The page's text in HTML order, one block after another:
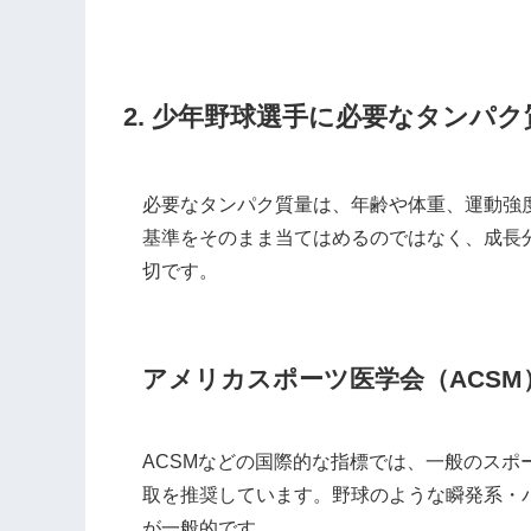
2. 少年野球選手に必要なタンパ
必要なタンパク質量は、年齢や体重、運動
基準をそのまま当てはめるのではなく、成長
切です。
アメリカスポーツ医学会（ACSM
ACSMなどの国際的な指標では、一般のスポ
取を推奨しています。野球のような瞬発系